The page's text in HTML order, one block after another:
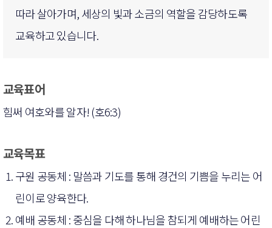
따라 살아가며, 세상의 빛과 소금의 역할을 감당하도록
교육하고 있습니다.
교육표어
힘써 여호와를 알자! (호6:3)
교육목표
구원 공동체 : 말씀과 기도를 통해 경건의 기쁨을 누리는 어
린이로 양육한다.
예배 공동체 : 중심을 다해 하나님을 참되게 예배하는 어린